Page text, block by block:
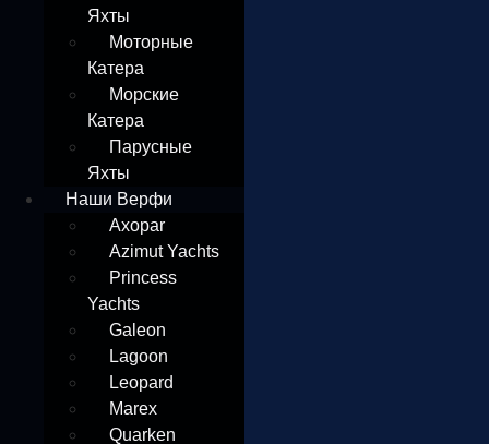
Яхты
Моторные
Катера
Морские
Катера
Парусные
Яхты
Наши Верфи
Axopar
Azimut Yachts
Princess
Yachts
Galeon
Lagoon
Leopard
Marex
Quarken